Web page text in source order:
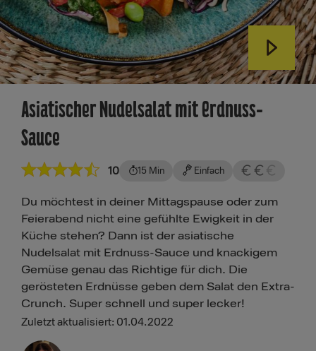
Asiatischer Nudelsalat mit Erdnuss-
Sauce
10 15 Min Einfach
Du möchtest in deiner Mittagspause oder zum
Feierabend nicht eine gefühlte Ewigkeit in der
Küche stehen? Dann ist der asiatische
Nudelsalat mit Erdnuss-Sauce und knackigem
Gemüse genau das Richtige für dich. Die
gerösteten Erdnüsse geben dem Salat den Extra-
Crunch. Super schnell und super lecker!
Zuletzt aktualisiert: 01.04.2022